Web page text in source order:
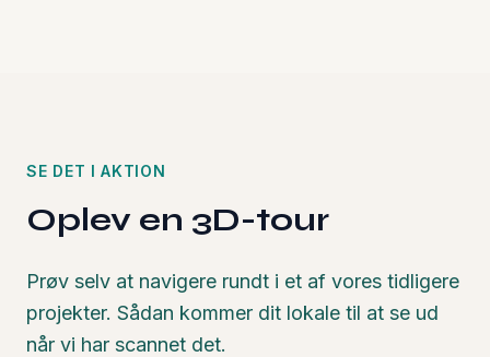
SE DET I AKTION
Oplev en 3D-tour
Prøv selv at navigere rundt i et af vores tidligere
projekter. Sådan kommer dit lokale til at se ud
når vi har scannet det.